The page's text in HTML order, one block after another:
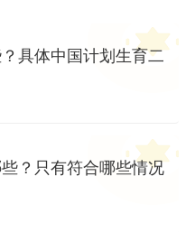
具体中国计划生育二
？只有符合哪些情况